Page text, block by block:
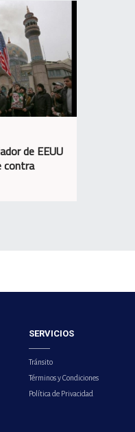
de EEUU
contra
SERVICIOS
Tránsito
Términos y Condiciones
Política de Privacidad